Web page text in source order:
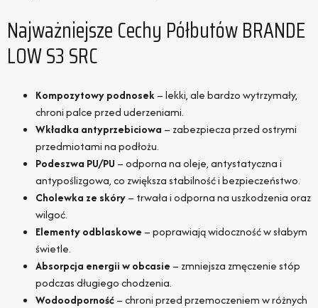
Najważniejsze Cechy Półbutów BRANDE
LOW S3 SRC
Kompozytowy podnosek– lekki, ale bardzo wytrzymały,
chroni palce przed uderzeniami.
Wkładka antyprzebiciowa – zabezpiecza przed ostrymi
przedmiotami na podłożu.
Podeszwa PU/PU – odporna na oleje, antystatyczna i
antypoślizgowa, co zwiększa stabilność i bezpieczeństwo.
Cholewka ze skóry– trwała i odporna na uszkodzenia oraz
wilgoć.
Elementy odblaskowe – poprawiają widoczność w słabym
świetle.
Absorpcja energii w obcasie – zmniejsza zmęczenie stóp
podczas długiego chodzenia.
Wodoodporność– chroni przed przemoczeniem w różnych